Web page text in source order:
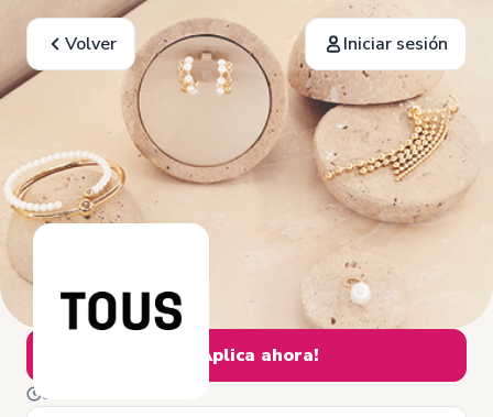
Volver Iniciar sesión
¡Aplica ahora!
31 de Diciembre